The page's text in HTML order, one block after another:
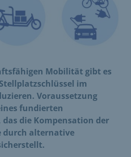
Mobilität gibt es
im
Voraussetzung
fundierten
die Kompensation der
durch alternative